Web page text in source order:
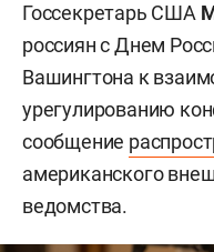
Госсекретарь США
россиян с Днем
Вашингтона к
урегулированию
сообщение
американского
ведомства.